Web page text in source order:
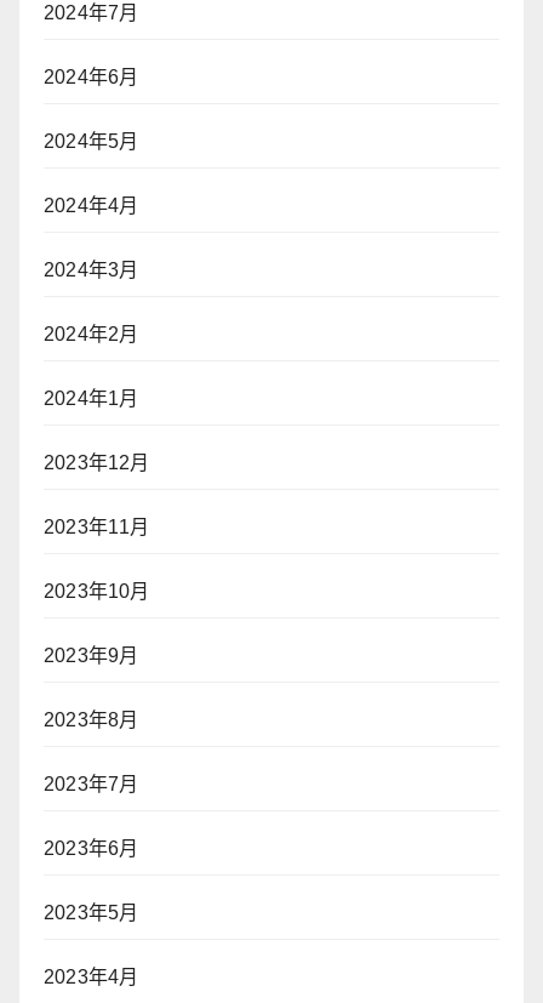
2024年7月
2024年6月
2024年5月
2024年4月
2024年3月
2024年2月
2024年1月
2023年12月
2023年11月
2023年10月
2023年9月
2023年8月
2023年7月
2023年6月
2023年5月
2023年4月